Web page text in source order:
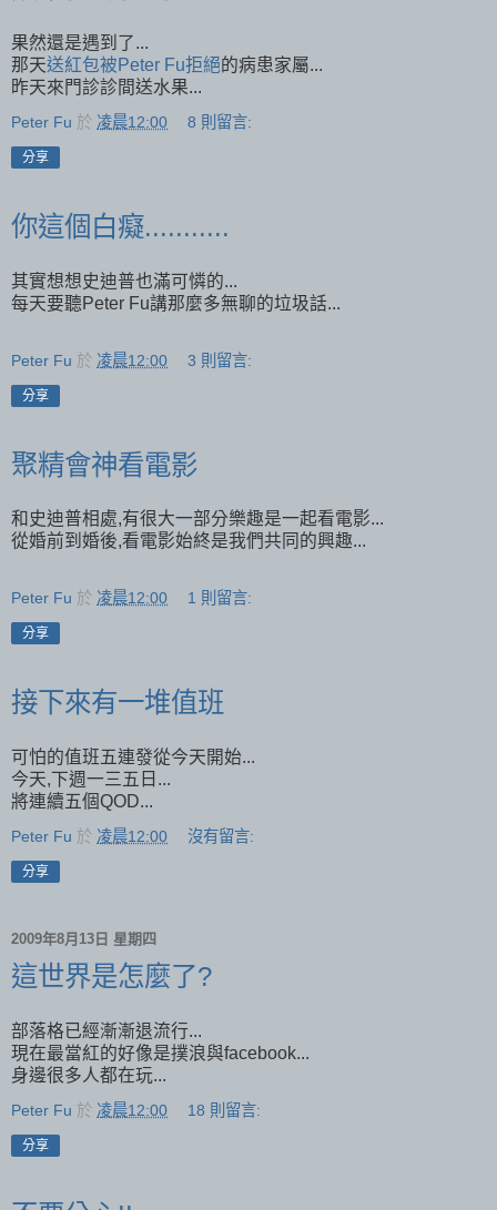
果然還是遇到了...
那天送紅包被Peter Fu拒絕的病患家屬...
昨天來門診診間送水果...
Peter Fu 於 凌晨12:00 8 則留言:
分享
你這個白癡...........
其實想想史迪普也滿可憐的...
每天要聽Peter Fu講那麼多無聊的垃圾話...
Peter Fu 於 凌晨12:00 3 則留言:
分享
聚精會神看電影
和史迪普相處,有很大一部分樂趣是一起看電影...
從婚前到婚後,看電影始終是我們共同的興趣...
Peter Fu 於 凌晨12:00 1 則留言:
分享
接下來有一堆值班
可怕的值班五連發從今天開始...
今天,下週一三五日...
將連續五個QOD...
Peter Fu 於 凌晨12:00 沒有留言:
分享
2009年8月13日 星期四
這世界是怎麼了?
部落格已經漸漸退流行...
現在最當紅的好像是撲浪與facebook...
身邊很多人都在玩...
Peter Fu 於 凌晨12:00 18 則留言:
分享